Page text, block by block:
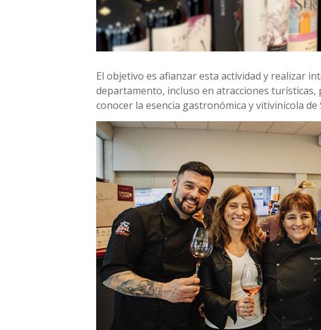
El objetivo es afianzar esta actividad y realizar
departamento, incluso en atracciones
conocer la esencia gastronómica y vitivinícola de